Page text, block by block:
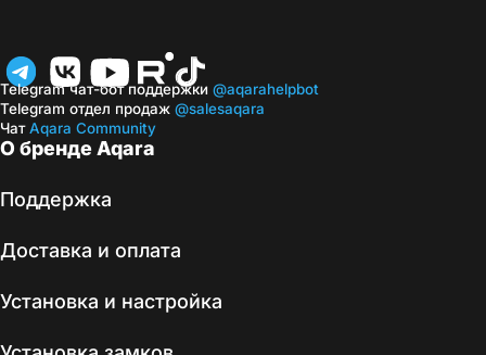
О бренде Aqara
Поддержка
Доставка и оплата
Установка и настройка
Telegram чат-бот поддержки @aqarahelpbot
Telegram отдел продаж @salesaqara
ЧатAqara Community